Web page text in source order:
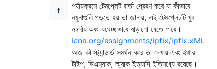
পর্যায়ক্রমে টেমপ্লেট বার্তা প্রেরণ করে যা কীভাবে
নমুনাগুলি পড়তে হয় তা জানায়, এই টেমপ্লেটটি খুব
নমনীয় এবং যথেচ্ছভাবে বাড়ানো যেতে পারে।
iana.org/assignments/ipfix/ipfix.xML
আজ কী স্ট্যান্ডার্ড সমর্থন করে তা দেখায় এবং ইথার
টাইপ, ডিএম্যাক, স্ম্যাক ইত্যাদি ইতিমধ্যে রয়েছে।